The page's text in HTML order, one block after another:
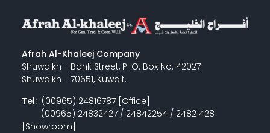
Afrah Al-Khaleej Company
Shuwaikh - Bank Street, P. O. Box No. 42027
Shuwaikh - 70651, Kuwait.
Tel:(00965) 24816787 [Office]
(00965) 24832427 / 24842254 / 24821428
[Showroom]